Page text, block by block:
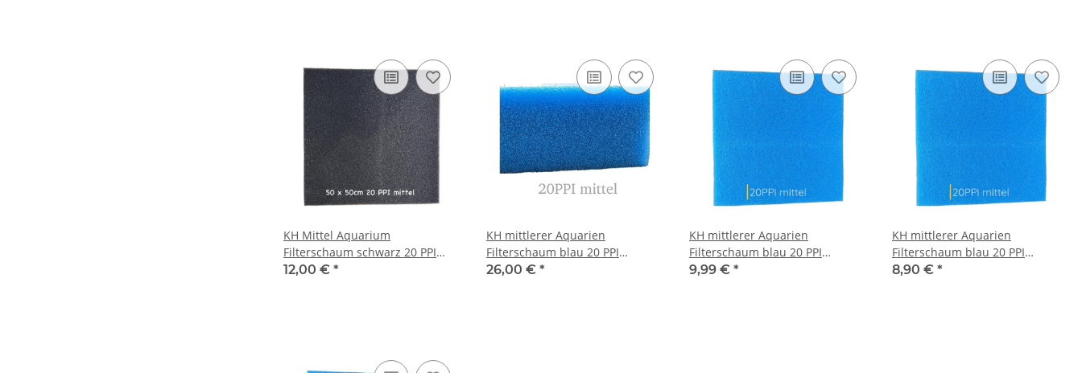
KH Mittel Aquarium
Filterschaum schwarz 20 PPI
50x50x5cm Filtermatte
12,00 € *
KH mittlerer Aquarien
Filterschaum blau 20 PPI
50x50x10 cm Filtermatte
26,00 € *
KH mittlerer Aquarien
Filterschaum blau 20 PPI
50x50x3 cm Filtermatte
9,99 € *
KH mittlerer Aquarien
Filterschaum blau 20 PPI
50x50x3 cm Filtermatte
8,90 € *